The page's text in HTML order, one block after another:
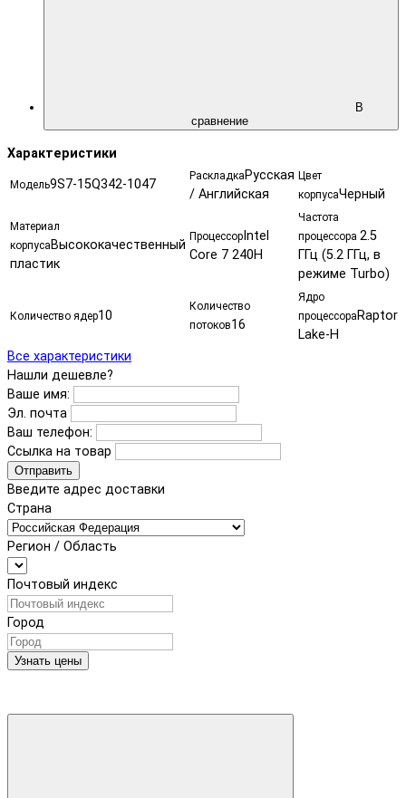
В
сравнение
Характеристики
Модель9S7-15Q342-1047
Раскладка Русская
/ Английская
Цвет
корпусаЧерный
Материал
корпуса Высококачественный
пластик
Процессор Intel
Core 7 240H
Частота
процессора 2.5
ГГц (5.2 ГГц, в
режиме Turbo)
Количество ядер10
Количество
потоков16
Ядро
процессора Raptor
Lake-H
Все характеристики
Нашли дешевле?
Ваше имя:
Эл. почта
Ваш телефон:
Ссылка на товар
Отправить
Введите адрес доставки
Страна
Регион / Область
Почтовый индекс
Город
Узнать цены